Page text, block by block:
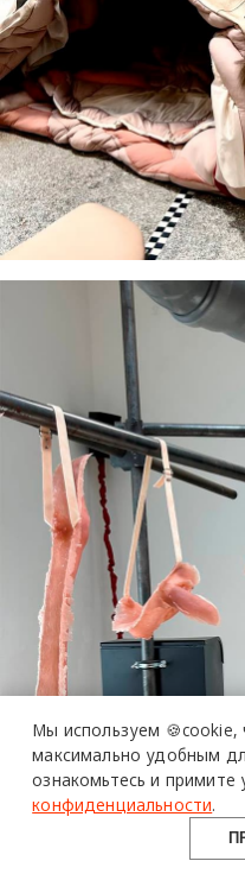
Мы используем 🍪cookie,
максимально удобным
ознакомьтесь и примите
конфиденциальности.